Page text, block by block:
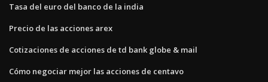
Tasa del euro del banco de la india
Precio de las acciones arex
Cotizaciones de acciones de td bank globe & mail
Cómo negociar mejor las acciones de centavo